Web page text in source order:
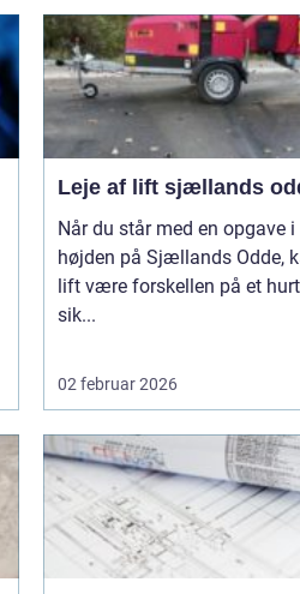
Leje af lift sjællands
Når du står med en opgave i
højden på Sjællands Odde,
lift være forskellen på et
sik...
02 februar 2026